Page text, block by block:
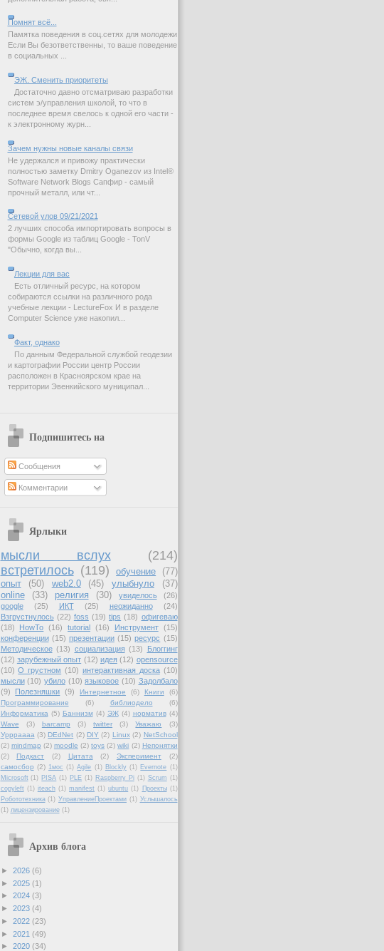
Помнят всё...
Памятка поведения в соц.сетях для молодежи
Если Вы безответственны, то ваше поведение
в социальных ...
ЭЖ. Сменить приоритеты
Достаточно давно отсматриваю разработки
систем э/управления школой, то что в
последнее время свелось к одной его части -
к электронному журн...
Зачем нужны новые каналы связи
Не удержался и привожу практически
полностью заметку Dmitry Oganezov из Intel®
Software Network Blogs Сапфир - самый
прочный металл, или чт...
Сетевой улов 09/21/2021
2 лучших способа импортировать вопросы в
формы Google из таблиц Google - TonV
"Обычно, когда вы...
Лекции для вас
Есть отличный ресурс, на котором
собираются ссылки на различного рода
учебные лекции - LectureFox И в разделе
Computer Science уже накопил...
Факт, однако
По данным Федеральной службой геодезии
и картографии России центр России
расположен в Красноярском крае на
территории Эвенкийского муниципал...
Подпишитесь на
Сообщения
Комментарии
Ярлыки
мысли вслух
(214)
встретилось (119) обучение
(77)
опыт
(50) web2.0 (45) улыбнуло
(37)
online
(33) религия (30) увиделось
(26)
google
(25) ИКТ (25) неожиданно
(24)
Взгрустнулось (22) foss (19) tips (18) офигеваю
(18)
HowTo (16) tutorial (16) Инструмент
(15)
конференции (15) презентации (15) ресурс (15)
Методическое (13) социализация (13)
Блоггинг
(12) зарубежный опыт (12) идея (12) opensource
(10) О грустном (10) интерактивная доска (10)
мысли (10) убило (10) языковое (10) Задолбало
(9)
Полезняшки (9) Интернетное (6) Книги
(6)
Программирование
(6) библиодело
(6)
Информатика (5) Баннизм (4) ЭЖ (4) норматив (4)
Wave
(3) barcamp (3) twitter (3) Уважаю
(3)
Уррраааа (3) DEdNet (2) DIY (2) Linux (2) NetSchool
(2) mindmap (2) moodle (2) toys (2) wiki (2) Непонятки
(2)
Подкаст (2) Цитата (2) Эксперимент
(2)
самосбор (2) 1мос (1) Agile (1) Blockly (1) Evernote (1)
Microsoft (1) PISA (1) PLE (1) Raspberry Pi (1) Scrum (1)
copyleft (1) iteach (1) manifest (1) ubuntu (1) Проекты (1)
Робототехника (1) УправлениеПроектами (1) Услышалось
(1) лицензирование (1)
Архив блога
► 2026 (6)
► 2025 (1)
► 2024 (3)
► 2023 (4)
► 2022 (23)
► 2021 (49)
► 2020 (34)